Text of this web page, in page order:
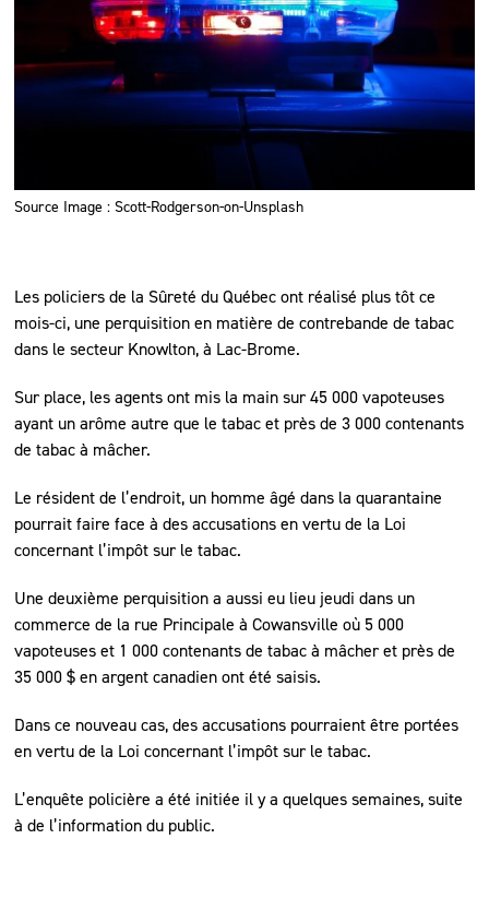
Source Image : Scott-Rodgerson-on-Unsplash
Les policiers de la Sûreté du Québec ont réalisé plus tôt ce
mois-ci, une perquisition en matière de contrebande de tabac
dans le secteur Knowlton, à Lac-Brome.
Sur place, les agents ont mis la main sur 45 000 vapoteuses
ayant un arôme autre que le tabac et près de 3 000 contenants
de tabac à mâcher.
Le résident de l’endroit, un homme âgé dans la quarantaine
pourrait faire face à des accusations en vertu de la Loi
concernant l’impôt sur le tabac.
Une deuxième perquisition a aussi eu lieu jeudi dans un
commerce de la rue Principale à Cowansville où 5 000
vapoteuses et 1 000 contenants de tabac à mâcher et près de
35 000 $ en argent canadien ont été saisis.
Dans ce nouveau cas, des accusations pourraient être portées
en vertu de la Loi concernant l’impôt sur le tabac.
L’enquête policière a été initiée il y a quelques semaines, suite
à de l’information du public.